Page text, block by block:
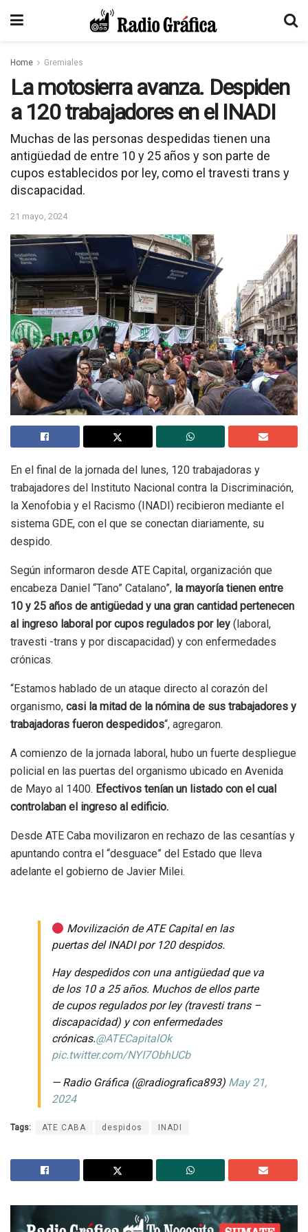
Home Gremiales
La motosierra avanza. Despiden
a 120 trabajadores en el INADI
Muchas de las personas despedidas tienen una
antigüedad de entre 10 y 25 años y son parte de
cupos establecidos por ley, como el travesti trans y
discapacidad.
21 mayo, 2024
En el final de la jornada del lunes, 120 trabajadoras y
trabajadores del Instituto Nacional contra la Discriminación,
la Xenofobia y el Racismo (INADI) recibieron mediante el
sistema GDE, con el que se conectan diariamente, su
despido.
Según informaron desde ATE Capital, organización que
encabeza Daniel “Tano” Catalano”, la mayoría tienen entre
10 y 25 años de antigüedad y una gran cantidad pertenecen
al ingreso laboral por cupos regulados por ley (laboral,
travesti -trans y por discapacidad) y con enfermedades
crónicas.
“Estamos hablado de un ataque directo al corazón del
organismo, casi la mitad de la nómina de sus trabajadores y
trabajadoras fueron despedidos“, agregaron.
A comienzo de la jornada laboral, hubo un fuerte despliegue
policial en las puertas del organismo ubicado en Avenida
de Mayo al 1400. Efectivos tenían un listado con el cual
controlaban el ingreso al edificio.
Desde ATE Caba movilizaron en rechazo de las cesantías y
apuntando contra el “desguace” del Estado que lleva
adelante el gobierno de Javier Milei.
Movilización de ATE Capital en las
puertas del INADI por 120 despidos.
Hay despedidos con una antigüedad que va
de los 10 a 25 años. Muchos de ellos parte
de cupos regulados por ley (travesti trans –
discapacidad) y con enfermedades
crónicas.@ATECapitalOk
pic.twitter.com/NYI7ObhUCb
— Radio Gráfica (@radiografica893) May 21,
2024
Tags: ATE CABA despidos INADI